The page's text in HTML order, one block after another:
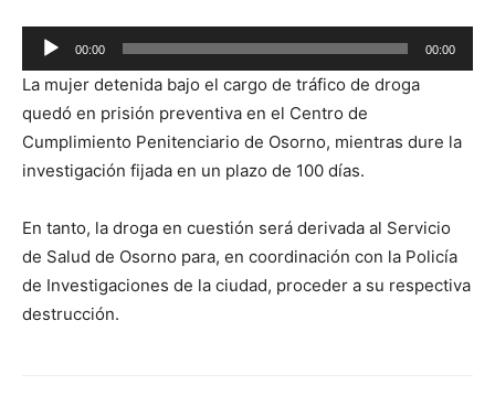
Reproductor
de
audio
00:00 00:00
La mujer detenida bajo el cargo de tráfico de droga
quedó en prisión preventiva en el Centro de
Cumplimiento Penitenciario de Osorno, mientras dure la
investigación fijada en un plazo de 100 días.
En tanto, la droga en cuestión será derivada al Servicio
de Salud de Osorno para, en coordinación con la Policía
de Investigaciones de la ciudad, proceder a su respectiva
destrucción.